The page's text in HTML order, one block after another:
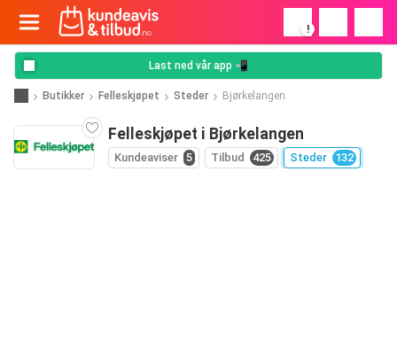
!
Last ned vår app 📲
Butikker Felleskjøpet Steder Bjørkelangen
Felleskjøpet i Bjørkelangen
Kundeaviser 5 Tilbud 425 Steder 132